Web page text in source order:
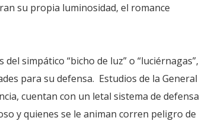
su propia luminosidad, el romance
simpático “bicho de luz” o “luciérnagas”,
para su defensa. Estudios de la General
cuentan con un letal sistema de defensa
y quienes se le animan corren peligro de